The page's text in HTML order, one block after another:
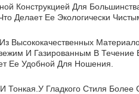
Конструкцией Для
Делает Ее Экологически
Высококачественных
И Газированным В
Ее Удобной Для Ношения.
Тонкая.У Гладкого Стиля